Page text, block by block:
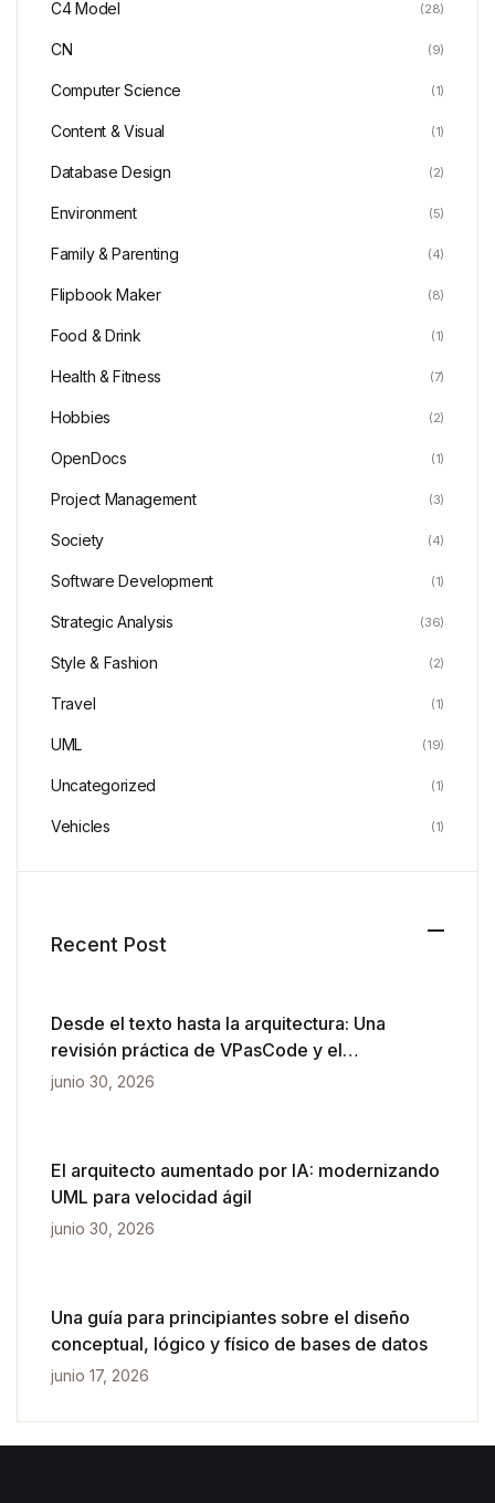
C4 Model (28)
CN (9)
Computer Science (1)
Content & Visual (1)
Database Design (2)
Environment (5)
Family & Parenting (4)
Flipbook Maker (8)
Food & Drink (1)
Health & Fitness (7)
Hobbies (2)
OpenDocs (1)
Project Management (3)
Society (4)
Software Development (1)
Strategic Analysis (36)
Style & Fashion (2)
Travel (1)
UML (19)
Uncategorized (1)
Vehicles (1)
Recent Post
Desde el texto hasta la arquitectura: Una
revisión práctica de VPasCode y el
diagramado impulsado por IA
junio 30, 2026
El arquitecto aumentado por IA: modernizando
UML para velocidad ágil
junio 30, 2026
Una guía para principiantes sobre el diseño
conceptual, lógico y físico de bases de datos
junio 17, 2026